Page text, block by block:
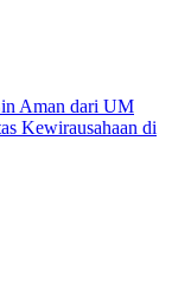
Aman dari UM
Kewirausahaan di